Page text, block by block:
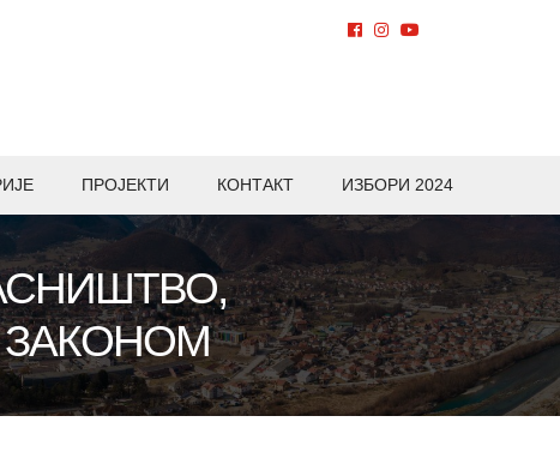
ПРОЈЕКТИ КОНТАКТ ИЗБОРИ 2024
ЗАКОНОМ